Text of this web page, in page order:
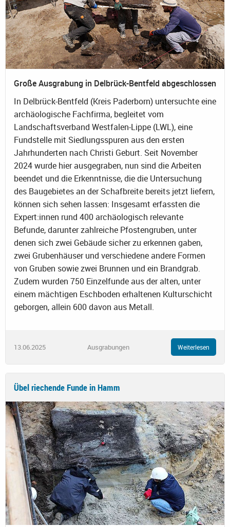
Große Ausgrabung in Delbrück-Bentfeld abgeschlossen
In Delbrück-Bentfeld (Kreis Paderborn) untersuchte eine
archäologische Fachfirma, begleitet vom
Landschaftsverband Westfalen-Lippe (LWL), eine
Fundstelle mit Siedlungsspuren aus den ersten
Jahrhunderten nach Christi Geburt. Seit November
2024 wurde hier ausgegraben, nun sind die Arbeiten
beendet und die Erkenntnisse, die die Untersuchung
des Baugebietes an der Schafbreite bereits jetzt liefern,
können sich sehen lassen: Insgesamt erfassten die
Expert:innen rund 400 archäologisch relevante
Befunde, darunter zahlreiche Pfostengruben, unter
denen sich zwei Gebäude sicher zu erkennen gaben,
zwei Grubenhäuser und verschiedene andere Formen
von Gruben sowie zwei Brunnen und ein Brandgrab.
Zudem wurden 750 Einzelfunde aus der alten, unter
einem mächtigen Eschboden erhaltenen Kulturschicht
geborgen, allein 600 davon aus Metall.
13.06.2025 Ausgrabungen Weiterlesen
Übel riechende Funde in Hamm